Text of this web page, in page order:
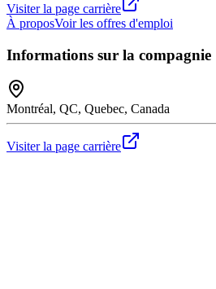
Visiter la page carrière
À proposVoir les offres d'emploi
Informations sur la compagnie
Montréal, QC, Quebec, Canada
Visiter la page carrière